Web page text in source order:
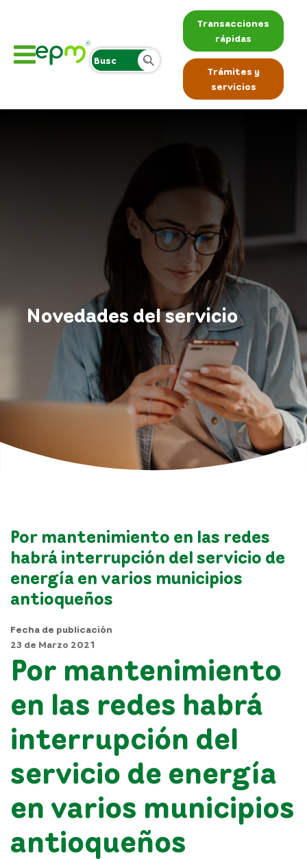
Transacciones
rápidas
Trámites y
servicios
Novedades del servicio
Por mantenimiento en las redes
habrá interrupción del servicio de
energía en varios municipios
antioqueños
Fecha de publicación
23 de Marzo 2021
Por mantenimiento
en las redes habrá
interrupción del
servicio de energía
en varios municipios
antioqueños